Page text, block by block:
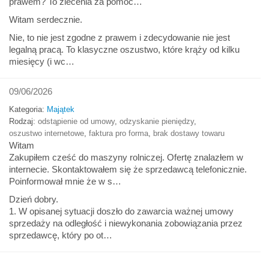
Witam serdecznie.
Nie, to nie jest zgodne z prawem i zdecydowanie nie jest
legalną pracą. To klasyczne oszustwo, które krąży od kilku
miesięcy (i wc…
09/06/2026
Kategoria: Majątek
Rodzaj: odstąpienie od umowy, odzyskanie pieniędzy,
oszustwo internetowe faktura pro forma brak dostawy towaru
Witam
Zakupiłem cześć do maszyny rolniczej. Ofertę znalazłem w
internecie. Skontaktowałem się że sprzedawcą telefonicznie.
Poinformował mnie że w s…
Dzień dobry.
1. W opisanej sytuacji doszło do zawarcia ważnej umowy
sprzedaży na odległość i niewykonania zobowiązania przez
sprzedawcę, który po ot…